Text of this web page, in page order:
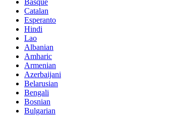
Catalan
Esperanto
Hindi
Lao
Albanian
Amharic
Armenian
Azerbaijani
Belarusian
Bengali
Bosnian
Bulgarian